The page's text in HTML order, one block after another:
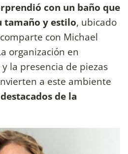
con un baño que
tamaño y estilo, ubicado
con Michael
organización en
la presencia de piezas
a este ambiente
de la